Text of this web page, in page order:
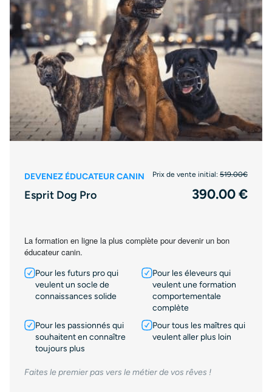
DEVENEZ ÉDUCATEUR CANIN Prix de vente initial: 519.00€
Esprit Dog Pro 390.00 €
La formation en ligne la plus complète pour devenir un bon
éducateur canin.
Pour les futurs pro qui
veulent un socle de
connaissances solide
Pour les éleveurs qui
veulent une formation
comportementale
complète
Pour les passionnés qui
souhaitent en connaître
toujours plus
Pour tous les maîtres qui
veulent aller plus loin
Faites le premier pas vers le métier de vos rêves !